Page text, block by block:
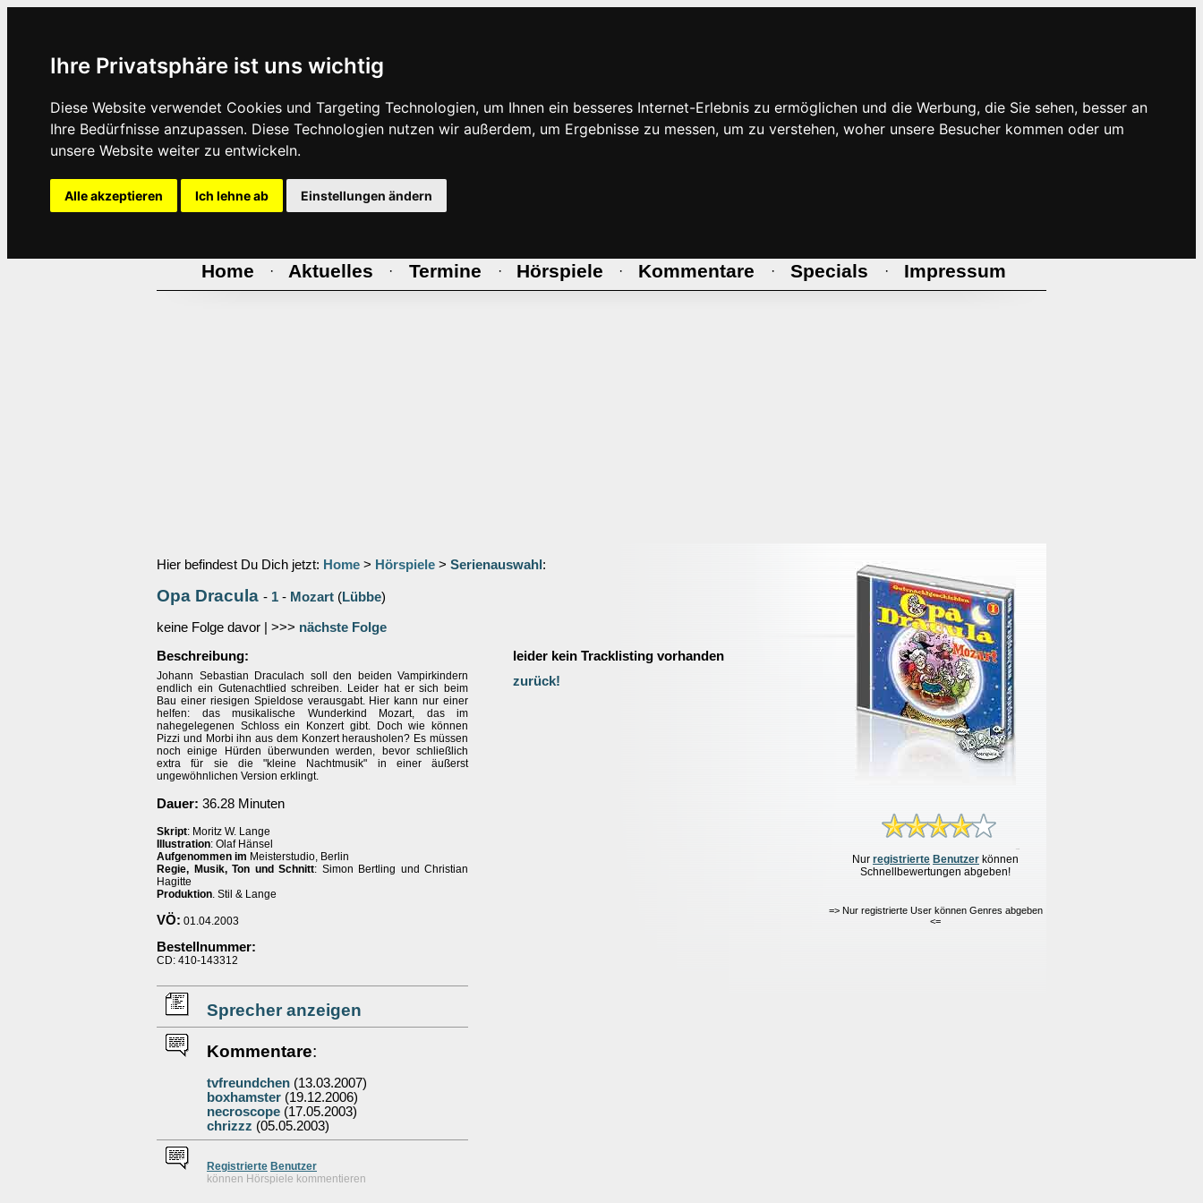
Ihre Privatsphäre ist uns wichtig
Diese Website verwendet Cookies und Targeting Technologien, um Ihnen ein besseres Internet-Erlebnis zu ermöglichen und die Werbung, die Sie sehen, besser an
Ihre Bedürfnisse anzupassen. Diese Technologien nutzen wir außerdem, um Ergebnisse zu messen, um zu verstehen, woher unsere Besucher kommen oder um
unsere Website weiter zu entwickeln.
Alle akzeptieren Ich lehne ab Einstellungen ändern
Home · Aktuelles · Termine · Hörspiele · Kommentare · Specials · Impressum
Hier befindest Du Dich jetzt: Home > Hörspiele > Serienauswahl :
Opa Dracula - 1 - Mozart (Lübbe)
keine Folge davor | >>> nächste Folge
Nur registrierte Benutzer können
Schnellbewertungen abgeben!
=> Nur registrierte User können Genres abgeben
<=
Beschreibung:
Johann Sebastian Draculach soll den beiden Vampirkindern
endlich ein Gutenachtlied schreiben. Leider hat er sich beim
Bau einer riesigen Spieldose verausgabt. Hier kann nur einer
helfen: das musikalische Wunderkind Mozart, das im
nahegelegenen Schloss ein Konzert gibt. Doch wie können
Pizzi und Morbi ihn aus dem Konzert herausholen? Es müssen
noch einige Hürden überwunden werden, bevor schließlich
extra für sie die "kleine Nachtmusik" in einer äußerst
ungewöhnlichen Version erklingt.
Dauer: 36.28 Minuten
Skript: Moritz W. Lange
Illustration: Olaf Hänsel
Aufgenommen im Meisterstudio, Berlin
Regie, Musik, Ton und Schnitt: Simon Bertling und Christian
Hagitte
Produktion. Stil & Lange
VÖ: 01.04.2003
Bestellnummer:
CD: 410-143312
Sprecher anzeigen
Kommentare:
tvfreundchen (13.03.2007)
boxhamster (19.12.2006)
necroscope (17.05.2003)
chrizzz (05.05.2003)
Registrierte Benutzer
können Hörspiele kommentieren
leider kein Tracklisting vorhanden
zurück!